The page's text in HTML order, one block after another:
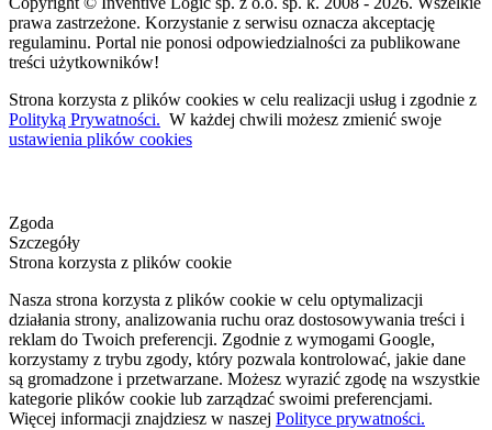
prawa zastrzeżone. Korzystanie z serwisu oznacza akceptację
regulaminu. Portal nie ponosi odpowiedzialności za publikowane
treści użytkowników!
Strona korzysta z plików cookies w celu realizacji usług i zgodnie z
Polityką Prywatności. W każdej chwili możesz zmienić swoje
ustawienia plików cookies
Zgoda
Szczegóły
Strona korzysta z plików cookie
Nasza strona korzysta z plików cookie w celu optymalizacji
działania strony, analizowania ruchu oraz dostosowywania treści i
reklam do Twoich preferencji. Zgodnie z wymogami Google,
korzystamy z trybu zgody, który pozwala kontrolować, jakie dane
są gromadzone i przetwarzane. Możesz wyrazić zgodę na wszystkie
kategorie plików cookie lub zarządzać swoimi preferencjami.
Więcej informacji znajdziesz w naszej Polityce prywatności.